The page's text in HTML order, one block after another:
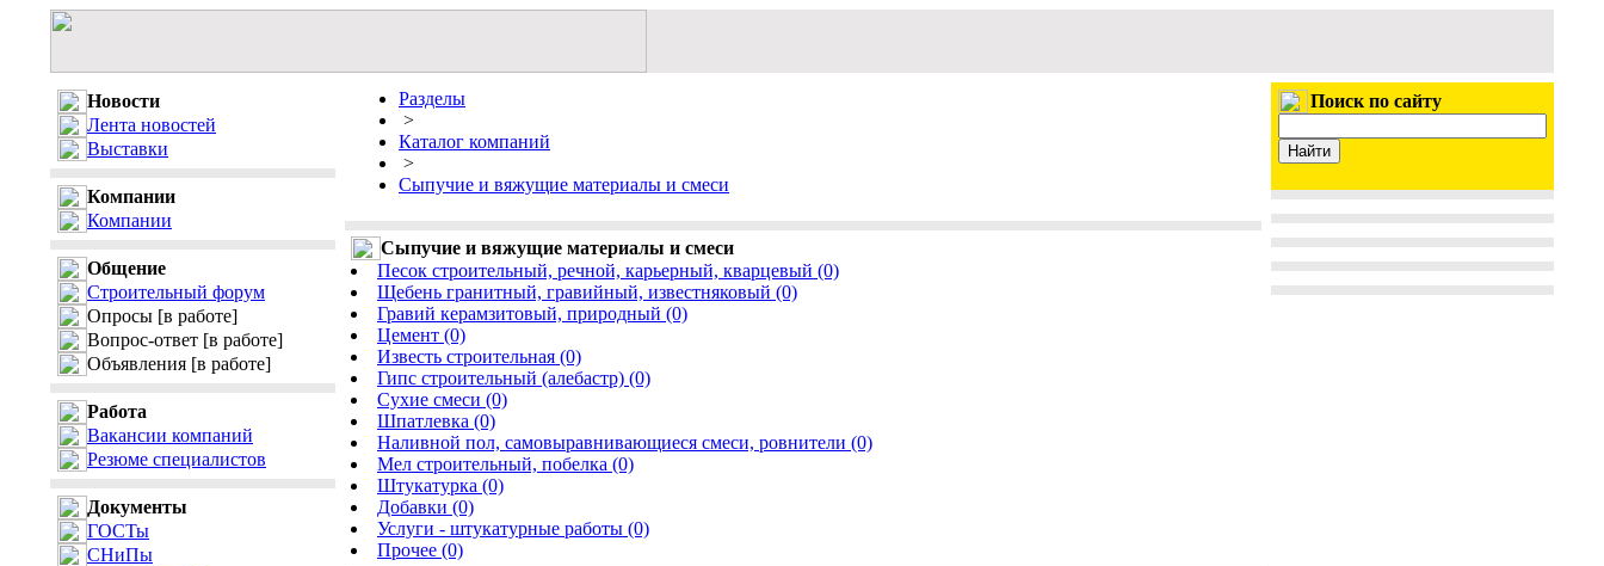
Новости
Лента новостей
Выставки
Компании
Компании
Общение
Строительный форум
Опросы [в работе]
Вопрос-ответ [в работе]
Объявления [в работе]
Работа
Вакансии компаний
Резюме специалистов
Документы
ГОСТы
СНиПы
Разделы
>
Каталог компаний
>
Сыпучие и вяжущие материалы и смеси
Сыпучие и вяжущие материалы и смеси
Песок строительный, речной, карьерный, кварцевый (0)
Щебень гранитный, гравийный, известняковый (0)
Гравий керамзитовый, природный (0)
Цемент (0)
Известь строительная (0)
Гипс строительный (алебастр) (0)
Сухие смеси (0)
Шпатлевка (0)
Наливной пол, самовыравнивающиеся смеси, ровнители (0)
Мел строительный, побелка (0)
Штукатурка (0)
Добавки (0)
Услуги - штукатурные работы (0)
Прочее (0)
Поиск по сайту